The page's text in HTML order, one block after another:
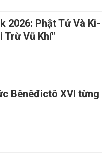
2026: Phật Tử Và Ki-
Trừ Vũ Khí"
Bênêđictô XVI từng